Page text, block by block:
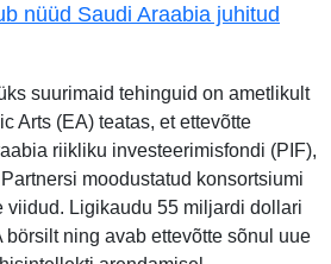
nüüd Saudi Araabia juhitud
suurimaid tehinguid on ametlikult
Arts (EA) teatas, et ettevõtte
riikliku investeerimisfondi (PIF),
moodustatud konsortsiumi
viidud. Ligikaudu 55 miljardi dollari
ning avab ettevõtte sõnul uue